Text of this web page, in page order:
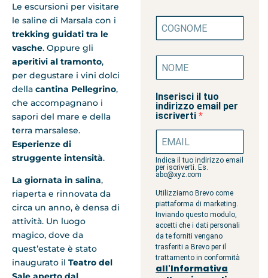
Le escursioni per visitare
le saline di Marsala con i
trekking guidati tra le
vasche. Oppure gli
aperitivi al tramonto,
per degustare i vini dolci
della cantina Pellegrino,
che accompagnano i
sapori del mare e della
terra marsalese.
Esperienze di
struggente intensità.
La giornata in salina,
riaperta e rinnovata da
circa un anno, è densa di
attività. Un luogo
magico, dove da
quest’estate è stato
inaugurato il Teatro del
Inserisci il tuo
indirizzo email per
iscriverti
Indica il tuo indirizzo email
per iscriverti. Es.
abc@xyz.com
Utilizziamo Brevo come
piattaforma di marketing.
Inviando questo modulo,
accetti che i dati personali
da te forniti vengano
trasferiti a Brevo per il
trattamento in conformità
all'Informativa